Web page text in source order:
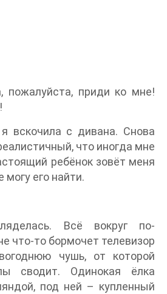
приди ко мне!
я вскочила с дивана. Снова
что иногда мне
ребёнок зовёт меня
могу его найти.
Всё вокруг по-
что-то бормочет телевизор
чушь, от которой
сводит. Одинокая ёлка
под ней – купленный